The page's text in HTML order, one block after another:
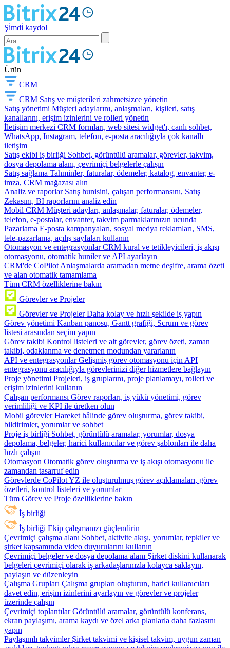
Şi̇mdi̇ kaydol
Ürün
CRM
CRM Satış ve müşterileri zahmetsizce yönetin
Satış yönetimi Müşteri adaylarını, anlaşmaları, kişileri, satış
kanallarını, erişim izinlerini ve rolleri yönetin
İletişim merkezi CRM formları, web sitesi widget'ı, canlı sohbet,
WhatsApp, Instagram, telefon, e-posta aracılığıyla çok kanallı
iletişim
Satış ekibi iş birliği Sohbet, görüntülü aramalar, görevler, takvim,
dosya depolama alanı, çevrimiçi belgelerle çalışın
Satış sağlama Tahminler, faturalar, ödemeler, katalog, envanter, e-
imza, CRM mağazası alın
Analiz ve raporlar Satış hunisini, çalışan performansını, Satış
Zekasını, BI raporlarını analiz edin
Mobil CRM Müşteri adayları, anlaşmalar, faturalar, ödemeler,
telefon, e-postalar, envanter, takvim parmaklarınızın ucunda
Pazarlama E-posta kampanyaları, sosyal medya reklamları, SMS,
tele-pazarlama, açılış sayfaları kullanın
Otomasyon ve entegrasyonlar CRM kural ve tetikleyicileri, iş akışı
otomasyonu, otomatik huniler ve API ayarlayın
CRM'de CoPilot Anlaşmalarda aramadan metne deşifre, arama özeti
ve alan otomatik tamamlama
Tüm CRM özelliklerine bakın
Görevler ve Projeler
Görevler ve Projeler Daha kolay ve hızlı şekilde iş yapın
Görev yönetimi Kanban panosu, Gantt grafiği, Scrum ve görev
listesi arasından seçim yapın
Görev takibi Kontrol listeleri ve alt görevler, görev özeti, zaman
takibi, odaklanma ve denetmen modundan yararlanın
API ve entegrasyonlar Gelişmiş görev otomasyonu için API
entegrasyonu aracılığıyla görevlerinizi diğer hizmetlere bağlayın
Proje yönetimi Projeleri, iş gruplarını, proje planlamayı, rolleri ve
erişim izinlerini kullanın
Çalışan performansı Görev raporları, iş yükü yönetimi, görev
verimliliği ve KPI ile üretken olun
Mobil görevler Hareket hâlinde görev oluşturma, görev takibi,
bildirimler, yorumlar ve sohbet
Proje iş birliği Sohbet, görüntülü aramalar, yorumlar, dosya
depolama, belgeler, harici kullanıcılar ve görev şablonları ile daha
hızlı çalışın
Otomasyon Otomatik görev oluşturma ve iş akışı otomasyonu ile
zamandan tasarruf edin
Görevlerde CoPilotYZ ile oluşturulmuş görev açıklamaları, görev
özetleri, kontrol listeleri ve yorumlar
Tüm Görev ve Proje özelliklerine bakın
İş birliği
İş birliği Ekip çalışmanızı güçlendirin
Çevrimiçi çalışma alanı Sohbet, aktivite akışı, yorumlar, tepkiler ve
şirket kapsamında video duyurularını kullanın
Çevrimiçi belgeler ve dosya depolama alanı Şirket diskini kullanarak
belgeleri çevrimiçi olarak iş arkadaşlarınızla kolayca saklayın,
paylaşın ve düzenleyin
Çalışma Grupları Çalışma grupları oluşturun, harici kullanıcıları
davet edin, erişim izinlerini ayarlayın ve görevler ve projeler
üzerinde çalışın
Çevrimiçi toplantılar Görüntülü aramalar, görüntülü konferans,
ekran paylaşımı, arama kaydı ve özel arka planlarla daha fazlasını
yapın
Paylaşımlı takvimler Şirket takvimi ve kişisel takvim, uygun zaman